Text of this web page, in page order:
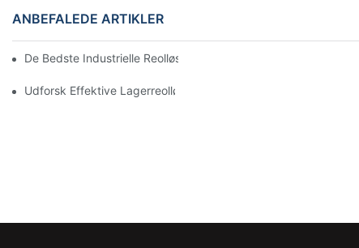
ANBEFALEDE ARTIKLER
De Bedste Industrielle Reolløsninger Til Effektiv Lagerstyring
Udforsk Effektive Lagerreolløsninger Til Alle Brancher